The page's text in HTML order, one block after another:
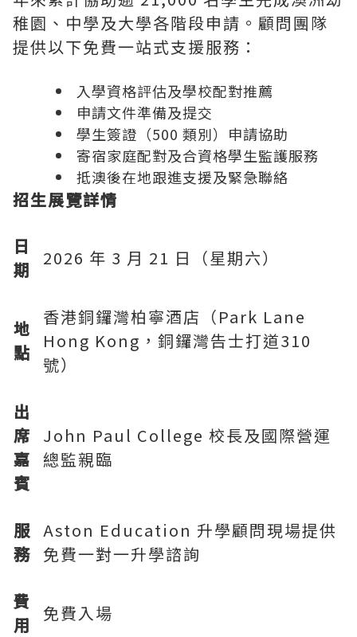
稚園、中學及大學各階段申請。顧問團隊
提供以下免費一站式支援服務：
入學資格評估及學校配對推薦
申請文件準備及提交
學生簽證（500 類別）申請協助
寄宿家庭配對及合資格學生監護服務
抵澳後在地跟進支援及緊急聯絡
招生展覽詳情
日
期
2026 年 3 月 21 日（星期六）
地
點
香港銅鑼灣柏寧酒店（Park Lane
Hong Kong，銅鑼灣告士打道310
號）
出
席
嘉
賓
John Paul College 校長及國際營運
總監親臨
服
務
Aston Education 升學顧問現場提供
免費一對一升學諮詢
費
用
免費入場